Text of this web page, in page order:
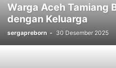
MAJALENGKA MAKASAR
NUSA TENGGARA TIMUR (NTT)
PALEMBANG PANGANDARAN
PURWAKARTA RIAU
Warga Aceh Tamiang
dengan Keluarga
sergapreborn - 30 Desember 2025